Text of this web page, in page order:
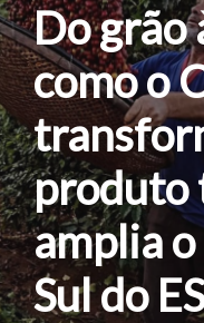
Do grão
como o
produto
amplia
Sul do ES